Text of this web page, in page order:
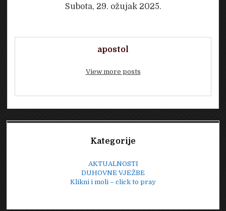
Subota, 29. ožujak 2025.
apostol
View more posts
Kategorije
AKTUALNOSTI
DUHOVNE VJEŽBE
Klikni i moli – click to pray